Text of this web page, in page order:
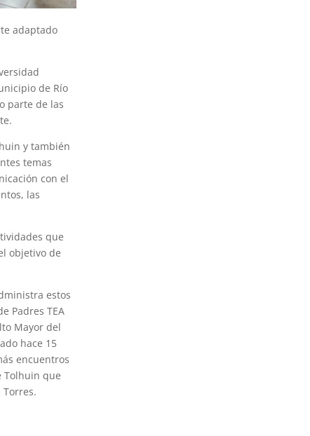
adaptado
de Río
parte de las
y también
temas
con el
las
que
objetivo de
estos
Padres TEA
Mayor del
hace 15
encuentros
Tolhuin que